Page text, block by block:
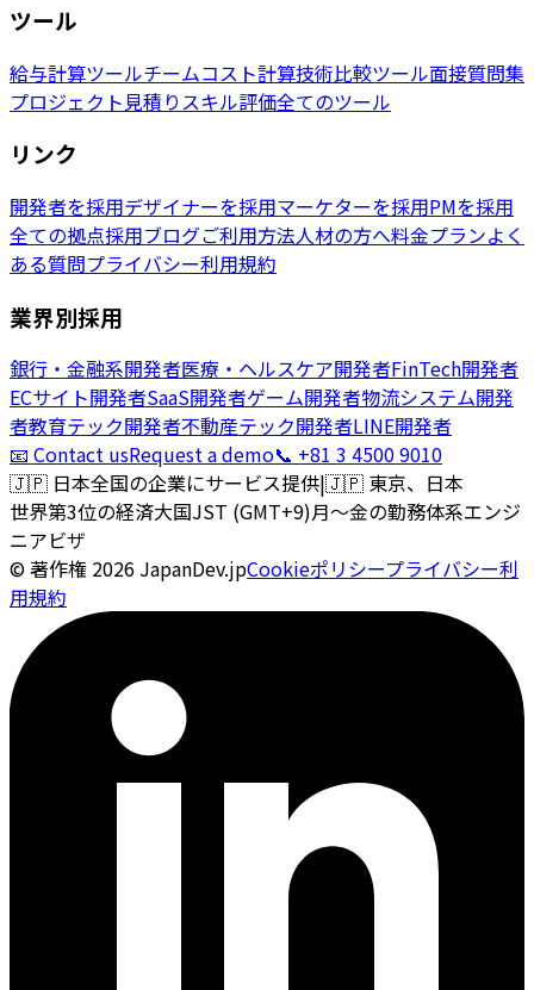
ツール
給与計算ツールチームコスト計算技術比較ツール面接質問集
プロジェクト見積り スキル評価全てのツール
リンク
開発者を採用デザイナーを採用マーケターを採用PMを採用
全ての拠点採用ブログご利用方法人材の方へ料金プランよく
ある質問プライバシー利用規約
業界別採用
銀行・金融系開発者医療・ヘルスケア開発者FinTech開発者
ECサイト開発者SaaS開発者ゲーム開発者物流システム開発
者教育テック開発者不動産テック開発者LINE開発者
📧 Contact usRequest a demo📞 +81 3 4500 9010
🇯🇵 日本全国の企業にサービス提供|🇯🇵 東京、日本
世界第3位の経済大国JST (GMT+9)月〜金の勤務体系エンジ
ニアビザ
© 著作権 2026 JapanDev.jpCookieポリシープライバシー利
用規約